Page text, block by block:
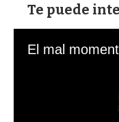
Te puede